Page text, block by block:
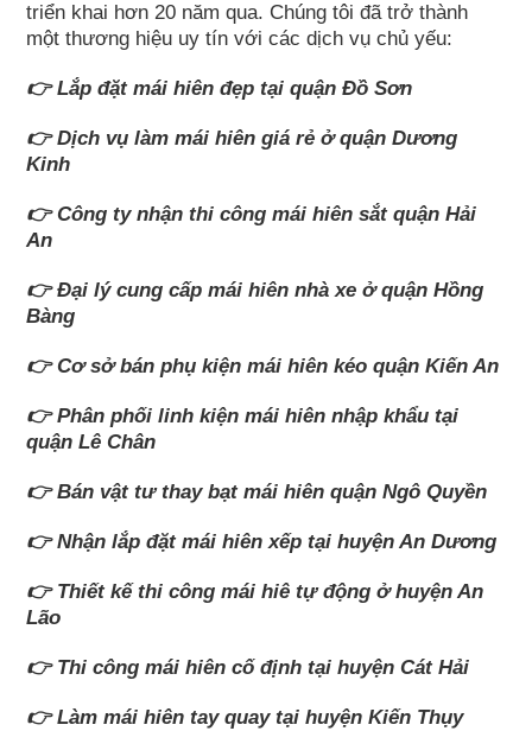
triển khai hơn 20 năm qua. Chúng tôi đã trở thành
một thương hiệu uy tín với các dịch vụ chủ yếu:
👉 Lắp đặt mái hiên đẹp tại quận Đồ Sơn
👉 Dịch vụ làm mái hiên giá rẻ ở quận Dương
Kinh
👉 Công ty nhận thi công mái hiên sắt quận Hải
An
👉 Đại lý cung cấp mái hiên nhà xe ở quận Hồng
Bàng
👉 Cơ sở bán phụ kiện mái hiên kéo quận Kiến An
👉 Phân phối linh kiện mái hiên nhập khẩu tại
quận Lê Chân
👉 Bán vật tư thay bạt mái hiên quận Ngô Quyền
👉 Nhận lắp đặt mái hiên xếp tại huyện An Dương
👉 Thiết kế thi công mái hiê tự động ở huyện An
Lão
👉 Thi công mái hiên cố định tại huyện Cát Hải
👉 Làm mái hiên tay quay tại huyện Kiến Thụy